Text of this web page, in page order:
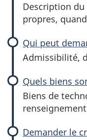
Description
propres,
Qui peut
Admissibilité,
Quels biens
Biens de
Demander le